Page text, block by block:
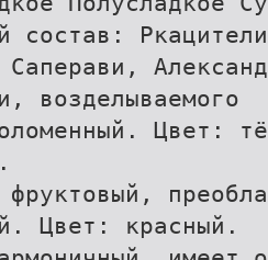
состав:
Саперави,
возделываемого
Цвет:
Цвет: красный.